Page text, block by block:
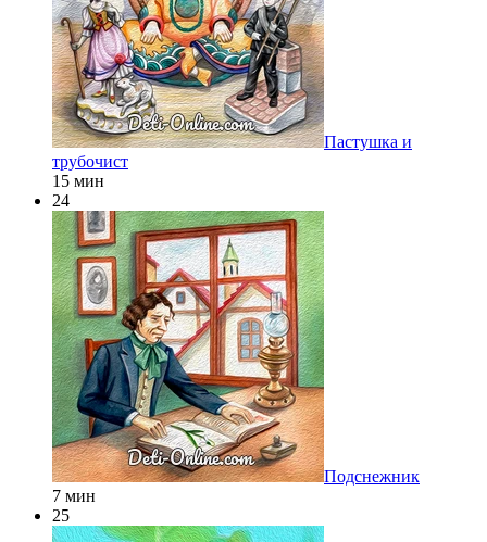
Пастушка и
трубочист
15 мин
24
Подснежник
7 мин
25